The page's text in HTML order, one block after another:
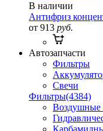
В наличии
Антифриз
от 913 руб.
Автозапчасти
Фильтры
Свечи
Фильтры(4384)
Воздушные